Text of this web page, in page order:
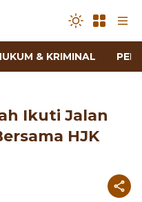
& KRIMINAL
Ikuti Jalan
HJK